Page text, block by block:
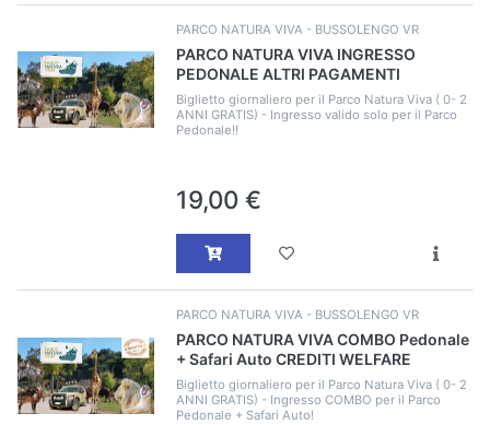
PARCO NATURA VIVA - BUSSOLENGO VR
PARCO NATURA VIVA INGRESSO
PEDONALE ALTRI PAGAMENTI
Biglietto giornaliero per il Parco Natura Viva ( 0- 2
ANNI GRATIS) - Ingresso valido solo per il Parco
Pedonale!!
19,00 €
PARCO NATURA VIVA - BUSSOLENGO VR
PARCO NATURA VIVA COMBO Pedonale
+ Safari Auto CREDITI WELFARE
Biglietto giornaliero per il Parco Natura Viva ( 0- 2
ANNI GRATIS) - Ingresso COMBO per il Parco
Pedonale + Safari Auto!